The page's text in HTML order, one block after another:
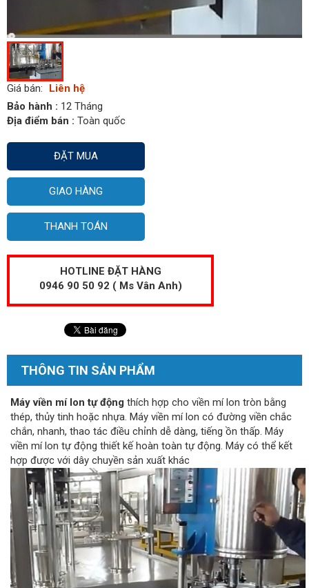
Giá bán:
Liên hệ
Bảo hành : 12 Tháng
Địa điểm bán : Toàn quốc
ĐẶT MUA
GIAO HÀNG
THANH TOÁN
HOTLINE ĐẶT HÀNG
0946 90 50 92 ( Ms Vân Anh)
THÔNG TIN SẢN PHẨM
Máy viền mí lon tự động thích hợp cho viền mí lon tròn bằng
thép, thủy tinh hoặc nhựa. Máy viền mí lon có đường viền chắc
chắn, nhanh, thao tác điều chỉnh dễ dàng, tiếng ồn thấp. Máy
viền mí lon tự động thiết kế hoàn toàn tự động. Máy có thể kết
hợp được với dây chuyền sản xuất khác